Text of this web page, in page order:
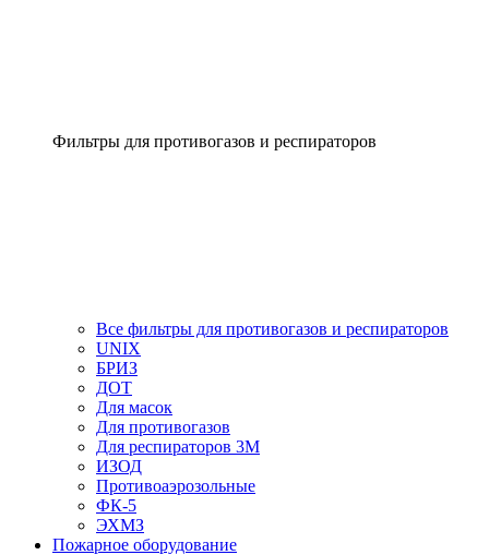
Фильтры для противогазов и респираторов
Все фильтры для противогазов и респираторов
UNIX
БРИЗ
ДОТ
Для масок
Для противогазов
Для респираторов 3М
ИЗОД
Противоаэрозольные
ФК-5
ЭХМЗ
Пожарное оборудование